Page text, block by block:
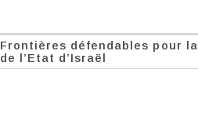
Frontières défendables pour
de l’Etat d’Israël